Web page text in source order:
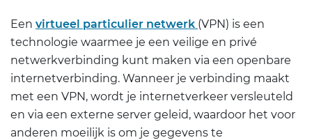
Een virtueel particulier netwerk (VPN) is een
technologie waarmee je een veilige en privé
netwerkverbinding kunt maken via een openbare
internetverbinding. Wanneer je verbinding maakt
met een VPN, wordt je internetverkeer versleuteld
en via een externe server geleid, waardoor het voor
anderen moeilijk is om je gegevens te